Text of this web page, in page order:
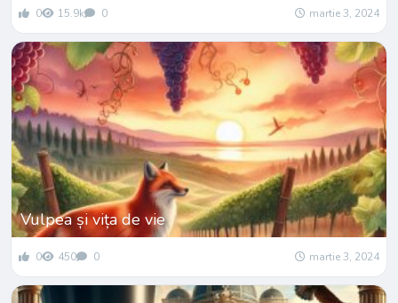
0 15.9k 0 martie 3, 2024
Vulpea și vița de vie
0 450 0 martie 3, 2024